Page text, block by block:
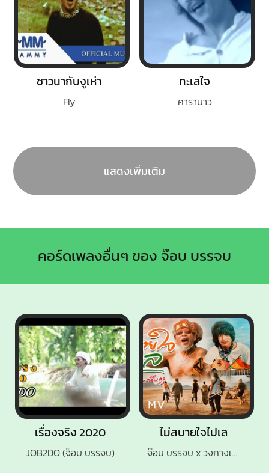
ชาวนากับงูเห่า
Fly
ทะเลใจ
คาราบาว
แสดงเพิ่มเติม
คอร์ดเพลงอื่นๆ ของ จ๊อบ บรรจบ
เรื่องจริง 2020
JOB2DO (จ็อบ บรรจบ)
ไม่สบายใจไปเล
จ๊อบ บรรจบ x วงกางเกง